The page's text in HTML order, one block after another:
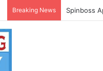
Breaking News Spinboss